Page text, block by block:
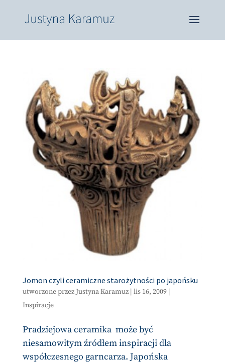
Jomon czyli ceramiczne starożytności po japońsku
utworzone przez Justyna Karamuz| lis 16, 2009|
Inspiracje
Pradziejowa ceramika może być
niesamowitym źródłem inspiracji dla
współczesnego garncarza. Japońska